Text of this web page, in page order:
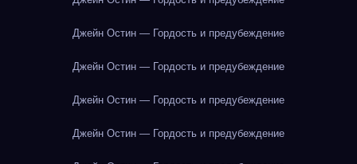
Джейн Остин — Гордость и предубеждение
Джейн Остин — Гордость и предубеждение
Джейн Остин — Гордость и предубеждение
Джейн Остин — Гордость и предубеждение